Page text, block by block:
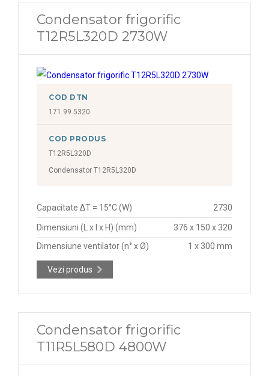
Condensator frigorific
T12R5L320D 2730W
COD DTN
171.99.5320
COD PRODUS
T12R5L320D
Condensator T12R5L320D
Capacitate ΔT = 15°C (W) 2730
Dimensiuni (L x l x H) (mm)
376 x 150 x 320
Dimensiune ventilator (n° x Ø)
1 x 300 mm
Vezi produs
Condensator frigorific
T11R5L580D 4800W